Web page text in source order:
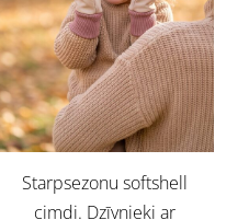
Starpsezonu softshell
cimdi. Dzīvnieki ar